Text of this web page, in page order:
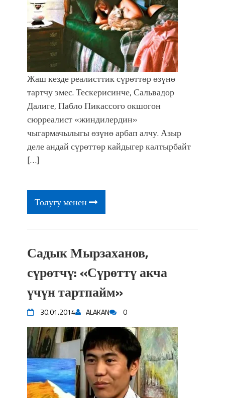
Жаш кезде реалисттик сүрөттөр өзүнө
тартчу эмес. Тескерисинче, Сальвадор
Далиге, Пабло Пикассого окшогон
сюрреалист «жиндилердин»
чыгармачылыгы өзүнө арбап алчу. Азыр
деле андай сүрөттөр кайдыгер калтырбайт
[…]
Толугу менен
Садык Мырзаханов,
сүрөтчү: «Сүрөттү акча
үчүн тартпайм»
30.01.2014 ALAKAN 0